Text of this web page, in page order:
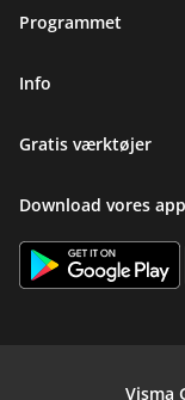
Programmet
Info
Gratis værktøjer
Download vores app
Visma